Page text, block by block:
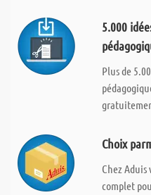
5.000
Plus de
Choix
Chez
complet